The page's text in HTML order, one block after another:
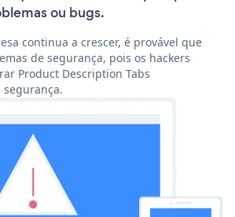
ou bugs.
continua a crescer, é provável que
de segurança, pois os hackers
Product Description Tabs